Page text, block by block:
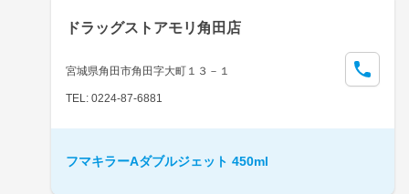
ドラッグストアモリ角田店
宮城県角田市角田字大町１３－１
TEL: 0224-87-6881
フマキラーAダブルジェット 450ml